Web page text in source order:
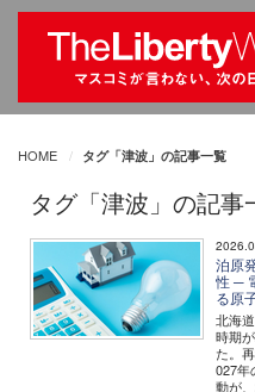
HOME タグ「津波」の記事一覧
タグ「津波」の記事
泊原
性 ─
る原
北海
時期
た。
027年
動が